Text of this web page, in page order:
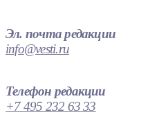
Эл. почта редакции
info@vesti.ru
Телефон редакции
+7 495 232 63 33